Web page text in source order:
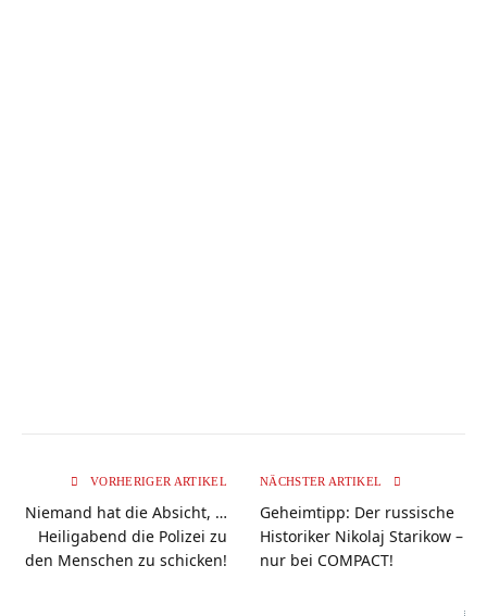
VORHERIGER ARTIKEL
Niemand hat die Absicht, …
Heiligabend die Polizei zu
den Menschen zu schicken!
NÄCHSTER ARTIKEL
Geheimtipp: Der russische
Historiker Nikolaj Starikow –
nur bei COMPACT!